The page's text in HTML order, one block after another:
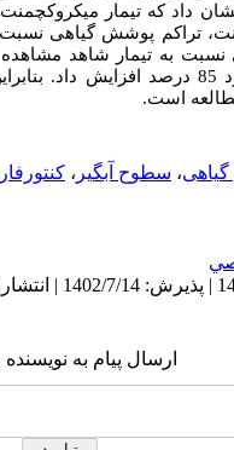
داد که تیمار
فارو نیز افزایش حدود 53 درصدی
داشت به‌گونه‌ای درصد پوشش گیاهی را
است.
، سطوح آبگیر ،
ارسال پیام به